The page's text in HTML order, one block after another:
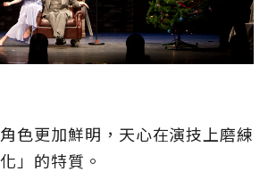
色更加鮮明，天心在演技上磨練
」的特質。